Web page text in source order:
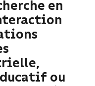
en
ou